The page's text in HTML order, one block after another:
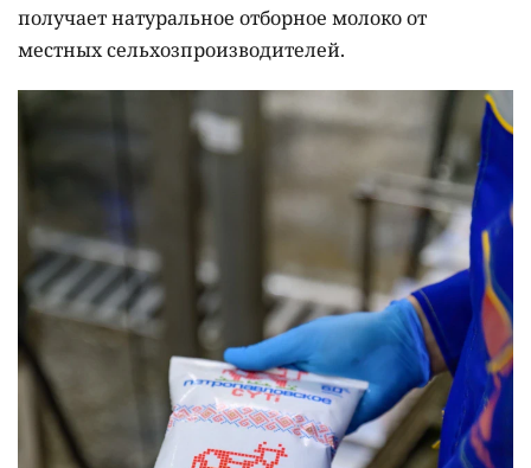
получает натуральное отборное молоко от
местных сельхозпроизводителей.